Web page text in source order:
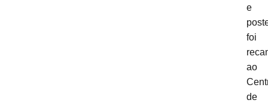
e
foi
ao
de